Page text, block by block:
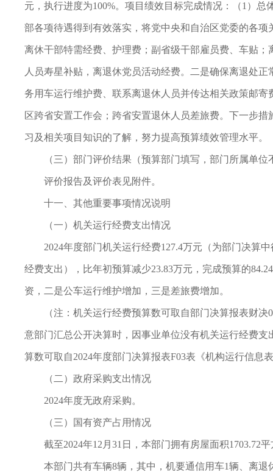
元，执行进度为100%。项目绩效目标完成情况：（1）
部各项待遇得到有效落实，将党中央和自治区党委的各
离休干部特需经费、护理费；副省级干部雇员费、车贴
人员寿星补贴，离退休党员活动经费。二是确保离退处
务用车运行维护费、联系离退休人员并传达相关政策邮
区跨省安置工作会；跨省安置退休人员差旅费。下一步
习及相关项目知识的了解，努力提高预算绩效管理水平。
（三）部门评价结果（预算部门填写，部门所属单位
评价报告及评价表见附件。
十一、其他重要事项情况说明
（一）机关运行经费支出情况
2024年度部门机关运行经费127.4万元（为部门决算
经费支出），比年初预算减少23.83万元，完成预算的
资，二是公车运行维护增加，三是差旅费增加。
（注：机关运行经费预算数可取自部门决算报表财
意部门汇总公开决算时，因事业单位没有机关运行经费
算数可取自2024年度部门决算报表F03表《机构运行信息
（二）政府采购支出情况
2024年度无政府采购。
（三）国有资产占用情况
截至2024年12月31日，本部门拥有房屋面积1703.72
本部门共有车辆8辆，其中，机要通信用车1辆、离